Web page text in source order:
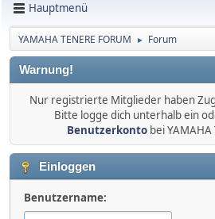
Hauptmenü
YAMAHA TENERE FORUM ► Forum
Warnung!
Nur registrierte Mitglieder haben
Bitte logge dich unterhalb ein
Benutzerkontobei YAMAHA
Einloggen
Benutzername: